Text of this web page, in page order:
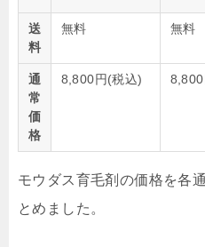
送
料
無料 無料
通
常
価
格
8,800円(税込)
モウダス育毛剤の価格を各
とめました。